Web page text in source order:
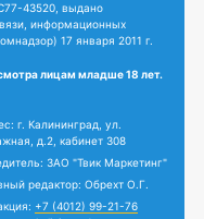
43520, выдано
информационных
17 января 2011 г.
лицам младше 18 лет.
г. Калининград, ул.
д.2, кабинет 308
ЗАО "Твик Маркетинг"
редактор: Обрехт О.Г.
+7 (4012) 99-21-76